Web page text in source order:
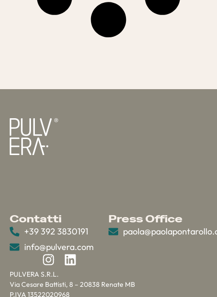
Contatti
+39 392 3830191
info@pulvera.com
Press Office
PULVERA S.R.L.
Via Cesare Battisti, 8 – 20838 Renate MB
P.IVA 13522020968